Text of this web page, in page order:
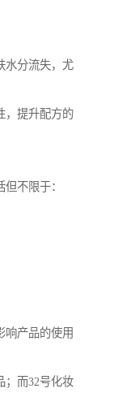
水分流失，尤
，提升配方的
不限于：
响产品的使用
；而32号化妆